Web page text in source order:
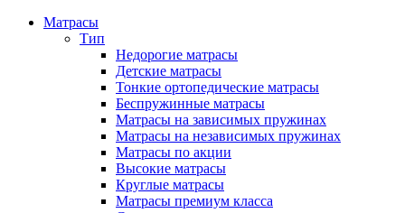
Матрасы
Тип
Недорогие матрасы
Детские матрасы
Тонкие ортопедические матрасы
Беспружинные матрасы
Матрасы на зависимых пружинах
Матрасы на независимых пружинах
Матрасы по акции
Высокие матрасы
Круглые матрасы
Матрасы премиум класса